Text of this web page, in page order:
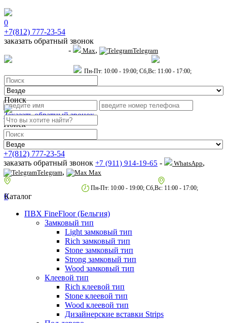
0
+7(812) 777-23-54
заказать обратный звонок
- Max, Telegram
Пн-Пт: 10:00 - 19:00; Сб,Вс: 11:00 - 17:00;
Поиск
Заказать обратный звонок
Поиск
+7(812) 777-23-54
заказать обратный звонок +7 (911) 914-19-65 - WhatsApp,
Telegram, Max
Пн-Пт: 10:00 - 19:00; Сб,Вс: 11:00 - 17:00;
0
Каталог
ПВХ FineFloor (Бельгия)
Замковый тип
Light замковый тип
Rich замковый тип
Stone замковый тип
Strong замковый тип
Wood замковый тип
Клеевой тип
Rich клеевой тип
Stone клеевой тип
Wood клеевой тип
Дизайнерские вставки Strips